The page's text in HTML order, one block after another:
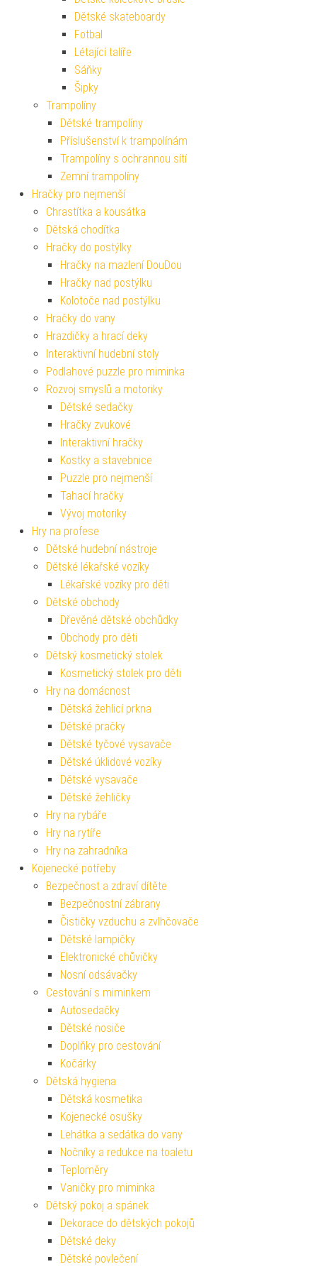
Dětské skateboardy
Fotbal
Létající talíře
Sáňky
Šipky
Trampolíny
Dětské trampolíny
Příslušenství k trampolínám
Trampolíny s ochrannou sítí
Zemní trampolíny
Hračky pro nejmenší
Chrastítka a kousátka
Dětská chodítka
Hračky do postýlky
Hračky na mazlení DouDou
Hračky nad postýlku
Kolotoče nad postýlku
Hračky do vany
Hrazdičky a hrací deky
Interaktivní hudební stoly
Podlahové puzzle pro miminka
Rozvoj smyslů a motoriky
Dětské sedačky
Hračky zvukové
Interaktivní hračky
Kostky a stavebnice
Puzzle pro nejmenší
Tahací hračky
Vývoj motoriky
Hry na profese
Dětské hudební nástroje
Dětské lékařské vozíky
Lékařské vozíky pro děti
Dětské obchody
Dřevěné dětské obchůdky
Obchody pro děti
Dětský kosmetický stolek
Kosmetický stolek pro děti
Hry na domácnost
Dětská žehlicí prkna
Dětské pračky
Dětské tyčové vysavače
Dětské úklidové vozíky
Dětské vysavače
Dětské žehličky
Hry na rybáře
Hry na rytíře
Hry na zahradníka
Kojenecké potřeby
Bezpečnost a zdraví dítěte
Bezpečnostní zábrany
Čističky vzduchu a zvlhčovače
Dětské lampičky
Elektronické chůvičky
Nosní odsávačky
Cestování s miminkem
Autosedačky
Dětské nosiče
Doplňky pro cestování
Kočárky
Dětská hygiena
Dětská kosmetika
Kojenecké osušky
Lehátka a sedátka do vany
Nočníky a redukce na toaletu
Teploměry
Vaničky pro miminka
Dětský pokoj a spánek
Dekorace do dětských pokojů
Dětské deky
Dětské povlečení